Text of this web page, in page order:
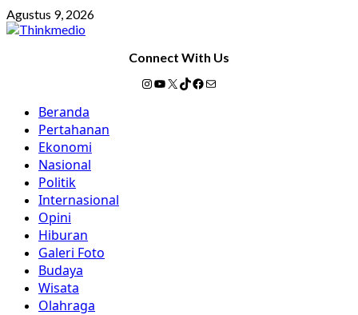
Skip
to
Agustus 9, 2026
Connect With Us
Instagram
YouTube
X TikTok
Facebook
Mail
Primary
Menu
Beranda
Pertahanan
Ekonomi
Nasional
Politik
Internasional
Opini
Hiburan
Galeri Foto
Budaya
Wisata
Olahraga